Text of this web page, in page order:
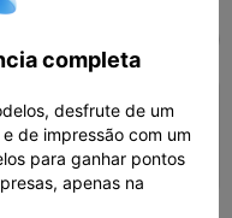
2 paredes, 15% de
1 plates  2.58g
completa
desfrute de um
de impressão com um
para ganhar pontos
apenas na